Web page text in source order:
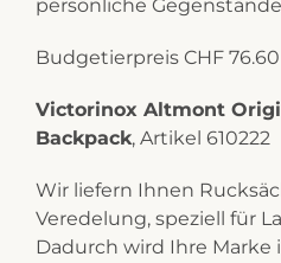
persönliche
Budgetierpreis CHF
Victorinox Altmont
Backpack, Artikel 610222
Wir liefern Ihnen
Veredelung, speziell für
Dadurch wird Ihre Marke